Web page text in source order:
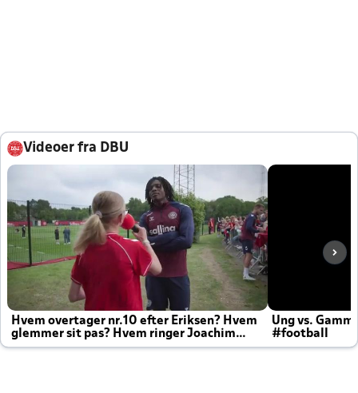
Videoer fra DBU
Hvem overtager nr.10 efter Eriksen? Hvem
glemmer sit pas? Hvem ringer Joachim
altid til efter kampe?
Ung vs.
#football